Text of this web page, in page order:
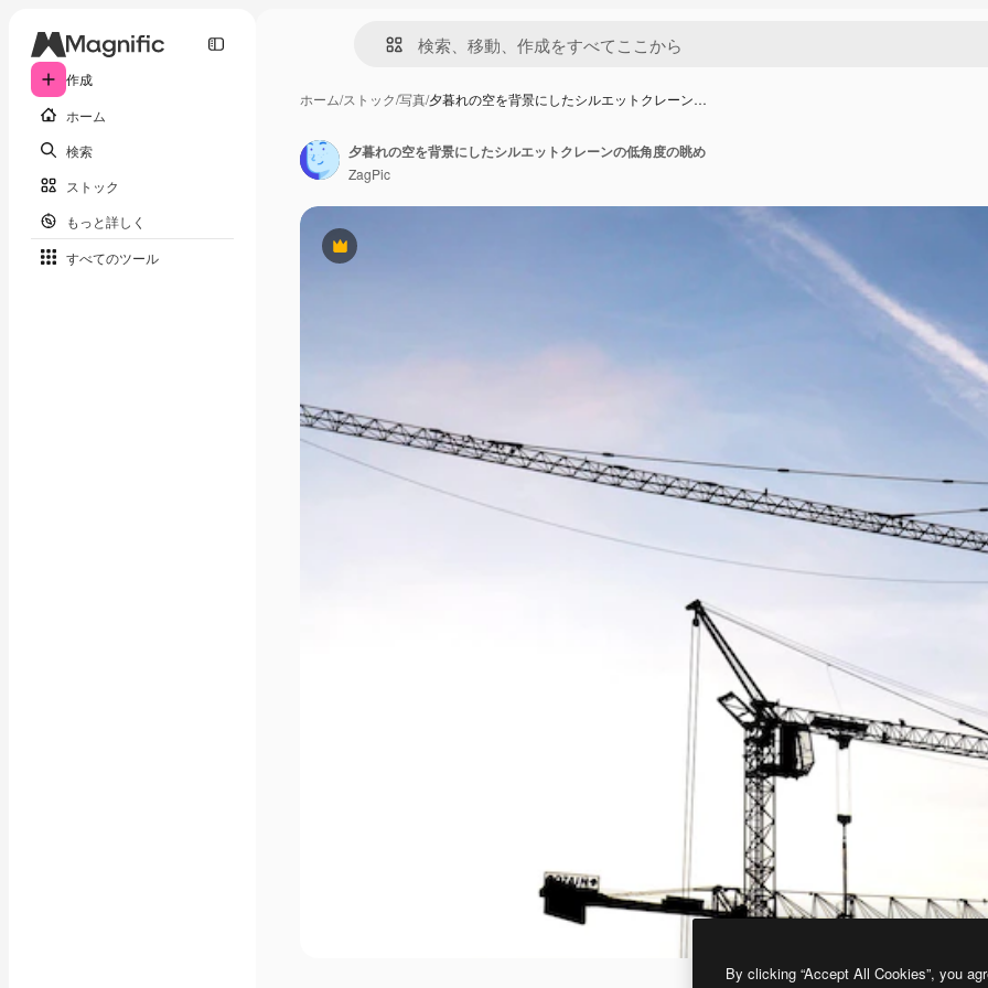
作成
ホーム
検索
ストック
もっと詳しく
すべてのツール
ホーム/ストック/写真/夕暮れの空を背景にしたシルエットクレーン…
Premium
夕暮れの空を背景にしたシルエットクレーンの低角度の眺め
ZagPic
By clicking “Accept All Cookies”, you